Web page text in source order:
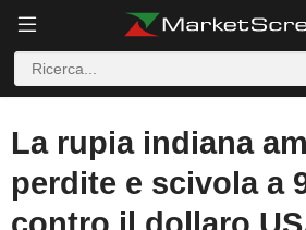
La rupia indiana
perdite e scivola a